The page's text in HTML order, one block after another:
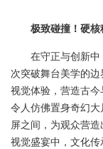
极致碰撞 ！ 硬核
在守正与创新中
次突破舞台美学的
视觉体验，营造古
令人仿佛置身奇幻
屏之间，为观众营
视觉盛宴中，文化